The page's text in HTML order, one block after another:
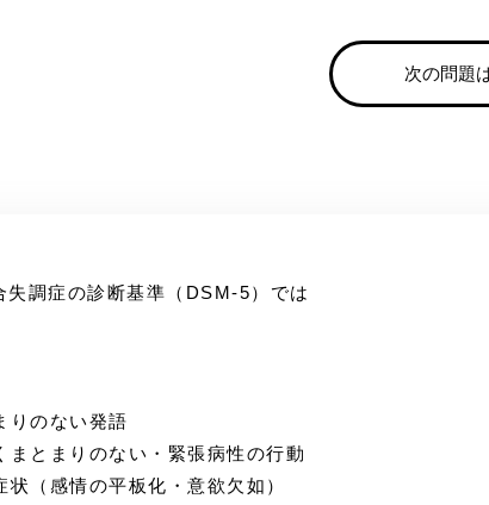
次の問題
失調症の診断基準（DSM‐5）では
りのない発語
まとまりのない・緊張病性の行動
状（感情の平板化・意欲欠如）